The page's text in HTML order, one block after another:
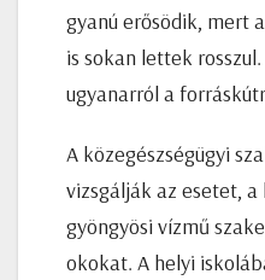
gyanú erősödik, mert
is sokan lettek
ugyanarról a
A közegészségügyi
vizsgálják az esetet,
gyöngyösi vízmű
okokat. A helyi